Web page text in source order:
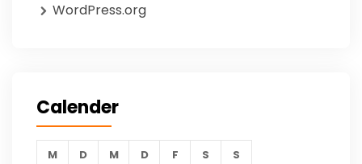
WordPress.org
Calender
M D M D F S S